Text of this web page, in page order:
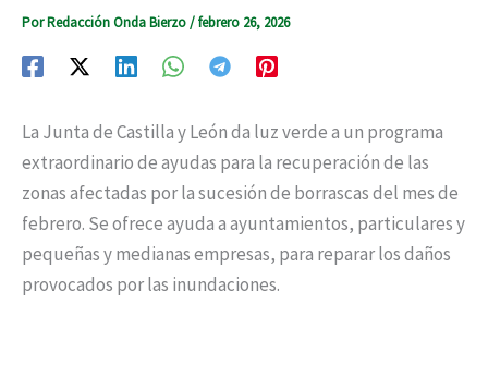
PorRedacción Onda Bierzo/febrero 26, 2026
La Junta de Castilla y León da luz verde a un programa
extraordinario de ayudas para la recuperación de las
zonas afectadas por la sucesión de borrascas del mes de
febrero. Se ofrece ayuda a ayuntamientos, particulares y
pequeñas y medianas empresas, para reparar los daños
provocados por las inundaciones.